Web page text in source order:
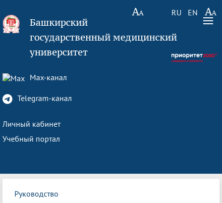
RU EN
Башкирский
государственный медицинский
университет
Max-канал
Telegram-канал
Личный кабинет
Учебный портал
Руководство